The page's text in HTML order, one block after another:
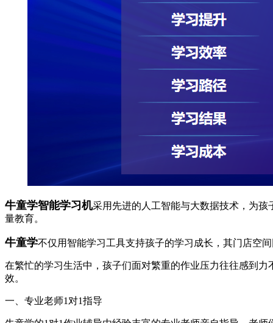
牛童学智能学习机采用先进的人工智能与大数据技术，为
量教育。
牛童学不仅用智能学习工具支持孩子的学习成长，其门店空
在繁忙的学习生活中，孩子们面对繁重的作业压力往往感到力
效。
一、专业老师1对1指导